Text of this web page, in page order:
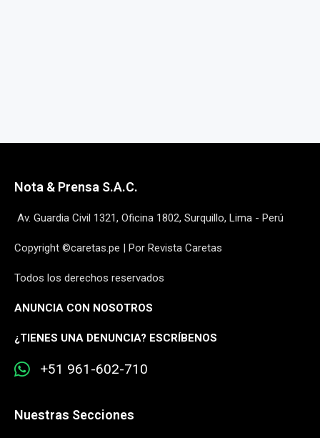
Nota & Prensa S.A.C.
Av. Guardia Civil 1321, Oficina 1802, Surquillo, Lima - Perú
Copyright ©caretas.pe | Por Revista Caretas
Todos los derechos reservados
ANUNCIA CON NOSOTROS
¿TIENES UNA DENUNCIA? ESCRÍBENOS
+51 961-602-710
Nuestras Secciones